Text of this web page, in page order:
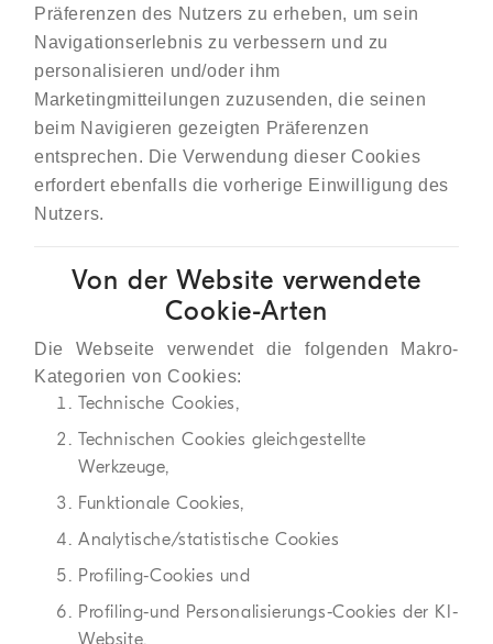
Präferenzen des Nutzers zu erheben, um sein
Navigationserlebnis zu verbessern und zu
personalisieren und/oder ihm
Marketingmitteilungen zuzusenden, die seinen
beim Navigieren gezeigten Präferenzen
entsprechen. Die Verwendung dieser Cookies
erfordert ebenfalls die vorherige Einwilligung des
Nutzers.
Von der Website verwendete
Cookie-Arten
Die Webseite verwendet die folgenden Makro-
Kategorien von Cookies:
Technische Cookies,
Technischen Cookies gleichgestellte
Werkzeuge,
Funktionale Cookies,
Analytische/statistische Cookies
Profiling-Cookies und
Profiling-und Personalisierungs-Cookies der KI-
Website.